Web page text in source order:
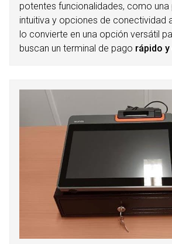
potentes funcionalidades, como una
intuitiva y opciones de conectividad
lo convierte en una opción versátil
buscan un terminal de pago rápido